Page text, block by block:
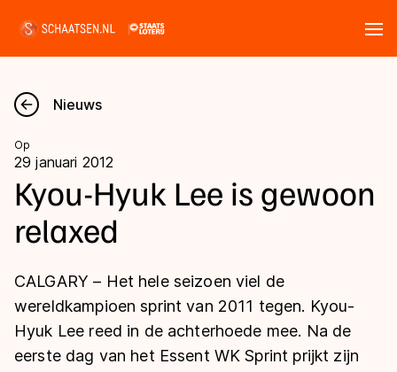
Nieuws
Kalender
Disciplines
Langebaan
Shorttrack
Inlineskaten
Uitslagen
Langebaan
Shorttrack
Tijden & historie
Nieuws
Op
29 januari 2012
Kyou-Hyuk Lee is gewoon
relaxed
CALGARY – Het hele seizoen viel de
wereldkampioen sprint van 2011 tegen. Kyou-
Hyuk Lee reed in de achterhoede mee. Na de
eerste dag van het Essent WK Sprint prijkt zijn